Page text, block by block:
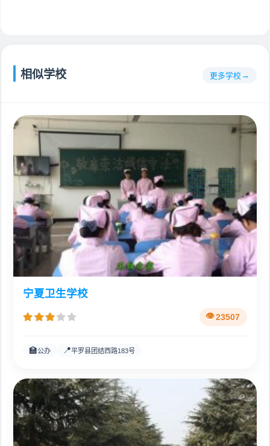
相似学校 更多学校
宁夏卫生学校
23507
🏫公办 📍平罗县团结西路183号